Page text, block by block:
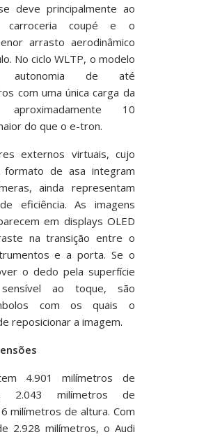
deve principalmente ao
carroceria coupé e o
arrasto aerodinâmico
No ciclo WLTP, o modelo
autonomia de até
com uma única carga da
10
do que o e-tron.
externos virtuais, cujo
de asa integram
ainda representam
eficiência. As imagens
em displays OLED
na transição entre o
e a porta. Se o
o dedo pela superfície
ao toque, são
com os quais o
reposicionar a imagem.
4.901 milímetros de
2.043 milímetros de
milímetros de altura. Com
2.928 milímetros, o Audi